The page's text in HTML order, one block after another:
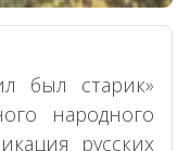
был старик»
народного
русских